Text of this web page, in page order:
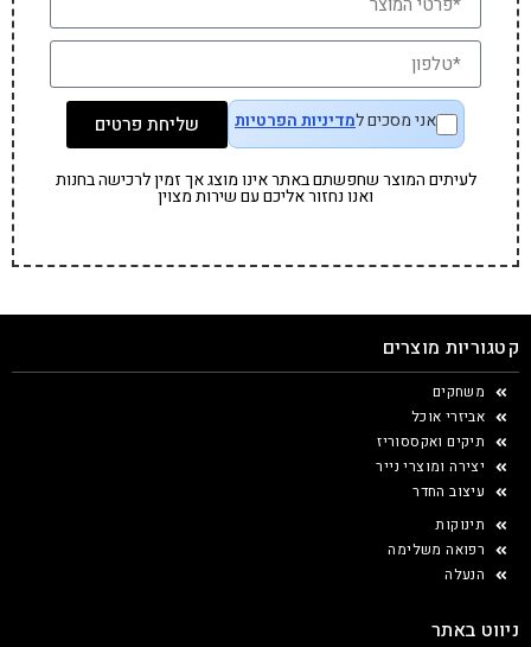
אני מסכים למדיניות הפרטיות שליחת פרטים
לעיתים המוצר שחפשתם באתר אינו מוצג אך זמין לרכישה בחנות
ואנו נחזור אליכם עם שירות מצוין
קטגוריות מוצרים
משחקים
אביזרי אוכל
תיקים ואקססוריז
יצירה ומוצרי נייר
עיצוב החדר
תינוקות
רפואה משלימה
הנעלה
ניווט באתר